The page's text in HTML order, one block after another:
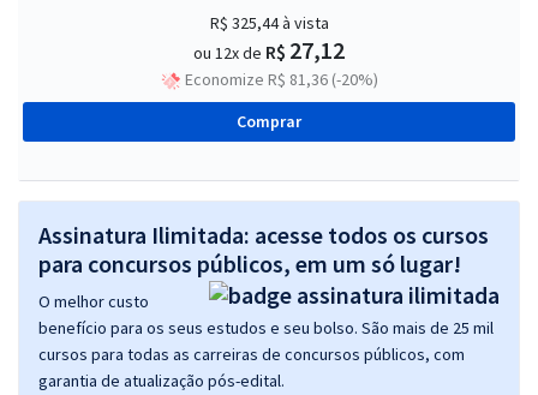
R$ 325,44à vista
ou 12x de R$ 27,12
Economize R$ 81,36 (-20%)
Comprar
Assinatura Ilimitada: acesse todos os cursos
para concursos públicos, em um só lugar!
O melhor custo
benefício para os seus estudos e seu bolso. São mais de 25 mil
cursos para todas as carreiras de concursos públicos, com
garantia de atualização pós-edital.